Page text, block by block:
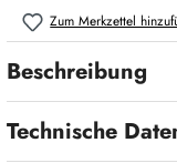
Zum Merkzettel
Beschreibung
Technische